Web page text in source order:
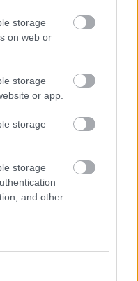
storage
on web or
storage
or app.
storage
storage
and other
csak próbáljunk
léptékben szinte
többi csapattal jól
jegyet,csak